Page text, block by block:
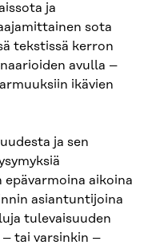
ja
sota
tekstissä kerron
avulla –
ikävien
ja sen
aikoina
asiantuntijoina
tulevaisuuden
– tai varsinkin –